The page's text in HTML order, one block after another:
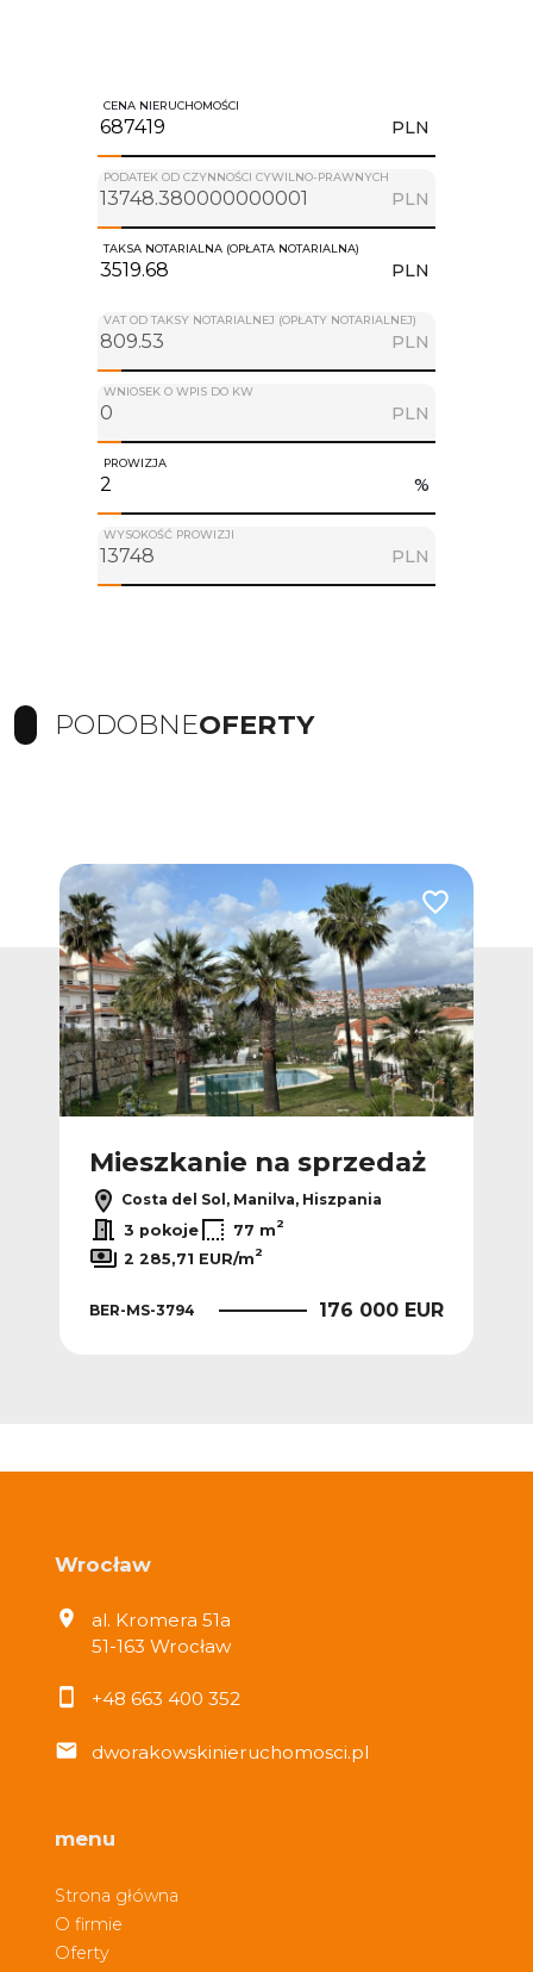
CENA NIERUCHOMOŚCI
PLN
PODATEK OD CZYNNOŚCI CYWILNO-PRAWNYCH
PLN
TAKSA NOTARIALNA (OPŁATA NOTARIALNA)
PLN
VAT OD TAKSY NOTARIALNEJ (OPŁATY NOTARIALNEJ)
PLN
WNIOSEK O WPIS DO KW
PLN
PROWIZJA
%
WYSOKOŚĆ PROWIZJI
PLN
PODOBNEOFERTY
Dodaj do ulubionych Dodaj do
Mieszkanie na sprzedaż
Costa del Sol, Manilva, Hiszpania
3 pokoje
77 m2
2 285,71 EUR/m2
BER-MS-3794 176 000 EUR
Wrocław
al. Kromera 51a
51-163 Wrocław
+48 663 400 352
dworakowskinieruchomosci.pl
menu
Strona główna
O firmie
Oferty